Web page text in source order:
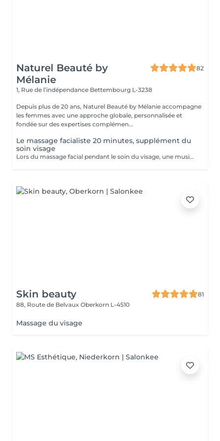
Naturel Beauté by
Mélanie
82
1, Rue de l’indépendance Bettembourg L-3238
Depuis plus de 20 ans, Naturel Beauté by Mélanie accompagne
les femmes avec une approche globale, personnalisée et
fondée sur des expertises complémen...
Le massage facialiste 20 minutes, supplément du
soin visage
Lors du massage facial pendant le soin du visage, une musique de relaxation douce ainsi que des techniques de massage spécifiques : la combinaison parfaite. Un véritable éveil des sens qui permet de se détendre, se relaxer, lâcher prise dans l'inconscient. Tous les muscles du visage sont massés, ce qui vous procure un état de relaxation ainsi qu'une assimilation de tous les effets bénéfiques du massage
Skin beauty
81
88, Route de Belvaux Oberkorn L-4510
Massage du visage